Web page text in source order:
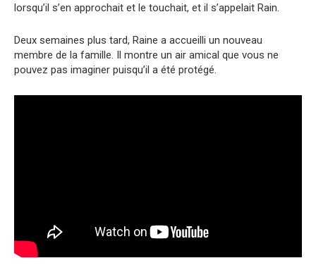
lorsqu’il s’en approchait et le touchait, et il s’appelait Rain.
Deux semaines plus tard, Raine a accueilli un nouveau
membre de la famille. Il montre un air amical que vous ne
pouvez pas imaginer puisqu’il a été protégé.